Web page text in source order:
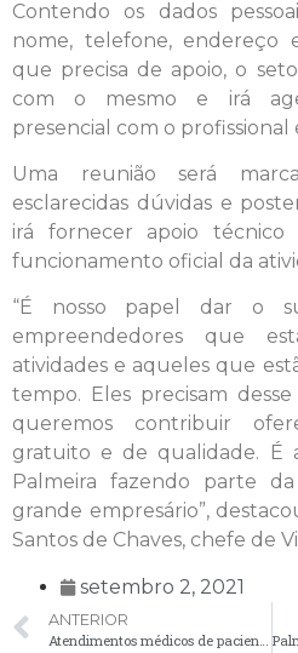
Contendo os dados
nome, telefone, endereço
que precisa de apoio, o
com o mesmo e irá
presencial com o profissional
Uma reunião será
esclarecidas dúvidas e
irá fornecer apoio
funcionamento oficial da
“É nosso papel dar o
empreendedores que
atividades e aqueles que
tempo. Eles precisam
queremos contribuir
gratuito e de qualidade. É
Palmeira fazendo parte
grande empresário”,
Santos de Chaves, chefe de
setembro 2, 2021
ANTERIOR